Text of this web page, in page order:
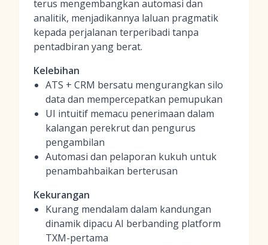
terus mengembangkan automasi dan
analitik, menjadikannya laluan pragmatik
kepada perjalanan terperibadi tanpa
pentadbiran yang berat.
Kelebihan
ATS + CRM bersatu mengurangkan silo
data dan mempercepatkan pemupukan
UI intuitif memacu penerimaan dalam
kalangan perekrut dan pengurus
pengambilan
Automasi dan pelaporan kukuh untuk
penambahbaikan berterusan
Kekurangan
Kurang mendalam dalam kandungan
dinamik dipacu AI berbanding platform
TXM-pertama